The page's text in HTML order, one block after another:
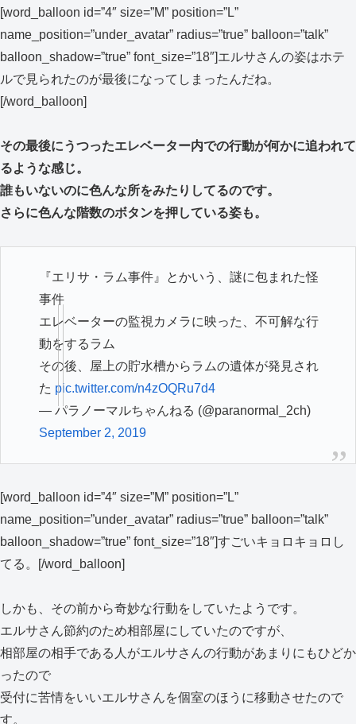
[word_balloon id=”4″ size=”M” position=”L”
name_position=”under_avatar” radius=”true” balloon=”talk”
balloon_shadow=”true” font_size=”18″]エルサさんの姿はホテ
ルで見られたのが最後になってしまったんだね。
[/word_balloon]
その最後にうつったエレベーター内での行動が何かに追われて
るような感じ。
誰もいないのに色んな所をみたりしてるのです。
さらに色んな階数のボタンを押している姿も。
『エリサ・ラム事件』とかいう、謎に包まれた怪
事件
エレベーターの監視カメラに映った、不可解な行
動をするラム
その後、屋上の貯水槽からラムの遺体が発見され
た pic.twitter.com/n4zOQRu7d4
— パラノーマルちゃんねる (@paranormal_2ch)
September 2, 2019
[word_balloon id=”4″ size=”M” position=”L”
name_position=”under_avatar” radius=”true” balloon=”talk”
balloon_shadow=”true” font_size=”18″]すごいキョロキョロし
てる。[/word_balloon]
しかも、その前から奇妙な行動をしていたようです。
エルサさん節約のため相部屋にしていたのですが、
相部屋の相手である人がエルサさんの行動があまりにもひどか
ったので
受付に苦情をいいエルサさんを個室のほうに移動させたので
す。